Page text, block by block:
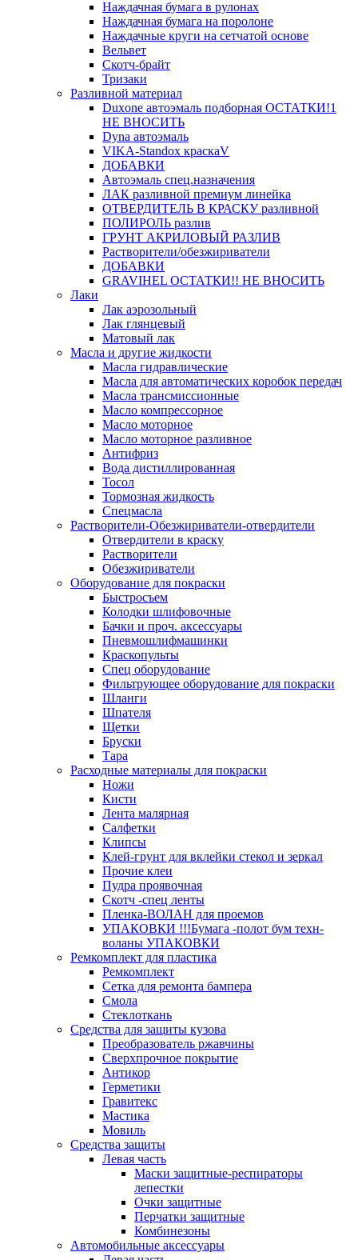
Наждачная бумага в рулонах
Наждачная бумага на поролоне
Наждачные круги на сетчатой основе
Вельвет
Скотч-брайт
Тризаки
Разливной материал
Duxone автоэмаль подборная ОСТАТКИ!1
НЕ ВНОСИТЬ
Dyna автоэмаль
VIKA-Standox краскаV
ДОБАВКИ
Автоэмаль спец.назначения
ЛАК разливной премиум линейка
ОТВЕРДИТЕЛЬ В КРАСКУ разливной
ПОЛИРОЛЬ разлив
ГРУНТ АКРИЛОВЫЙ РАЗЛИВ
Растворители/обезжириватели
ДОБАВКИ
GRAVIHEL ОСТАТКИ!! НЕ ВНОСИТЬ
Лаки
Лак аэрозольный
Лак глянцевый
Матовый лак
Масла и другие жидкости
Масла гидравлические
Масла для автоматических коробок передач
Масла трансмиссионные
Масло компрессорное
Масло моторное
Масло моторное разливное
Антифриз
Вода дистиллированная
Тосол
Тормозная жидкость
Спецмасла
Растворители-Обезжириватели-отвердители
Отвердители в краску
Растворители
Обезжириватели
Оборудование для покраски
Быстросъем
Колодки шлифовочные
Бачки и проч. аксессуары
Пневмошлифмашинки
Краскопульты
Спец оборудование
Фильтрующее оборудование для покраски
Шланги
Шпателя
Щетки
Бруски
Тара
Расходные материалы для покраски
Ножи
Кисти
Лента малярная
Салфетки
Клипсы
Клей-грунт для вклейки стекол и зеркал
Прочие клеи
Пудра проявочная
Скотч -спец ленты
Пленка-ВОЛАН для проемов
УПАКОВКИ !!!Бумага -полот бум техн-
воланы УПАКОВКИ
Ремкомплект для пластика
Ремкомплект
Сетка для ремонта бампера
Смола
Стеклоткань
Средства для защиты кузова
Преобразователь ржавчины
Сверхпрочное покрытие
Антикор
Герметики
Гравитекс
Мастика
Мовиль
Средства защиты
Левая часть
Маски защитные-респираторы
лепестки
Очки защитные
Перчатки защитные
Комбинезоны
Автомобильные акcессуары